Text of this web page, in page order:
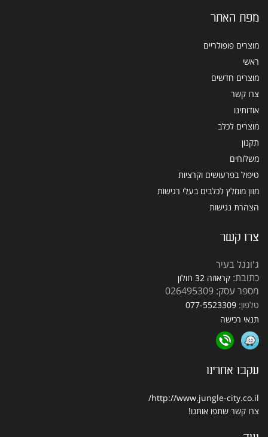
מפת האתר
מוצרים פופולריים
ראשי
מוצרים חדשים
צרו קשר
אודותינו
מוצרים לכלב
תקנון
משלוחים
טיפול בפרעושים וקרציות
מזון מומלץ לכלבים בעלי רגישות
הצהרת נגישות
צרו קשר
ג'ונגל בעיר
כתובת: קראוזה 32 חולון
מספר עסק: 026495309
טלפון: 077-5523309
תנאי רכישה
עקבו אחרינו
http://www.jungle-city.co.il/
צרו קשר שתפו אותנו!